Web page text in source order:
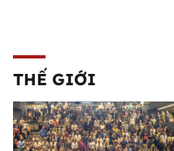
THẾ GIỚI